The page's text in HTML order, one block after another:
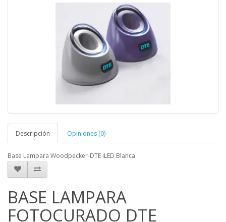
Descripción Opiniones (0)
Base Lampara Woodpecker-DTE iLED Blanca
BASE LAMPARA
FOTOCURADO DTE